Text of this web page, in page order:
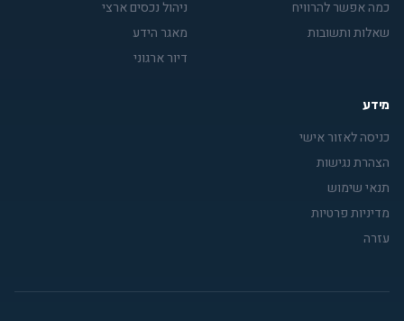
כמה אפשר להרוויח
שאלות ותשובות
ניהול נכסים ארצי
מאגר הידע
דיור ארגוני
מידע
כניסה לאזור אישי
הצהרת נגישות
תנאי שימוש
מדיניות פרטיות
עזרה